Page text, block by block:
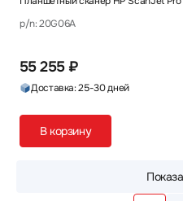
p/n: 20G06A
55 255 ₽
Доставка: 25-30 дней
В корзину